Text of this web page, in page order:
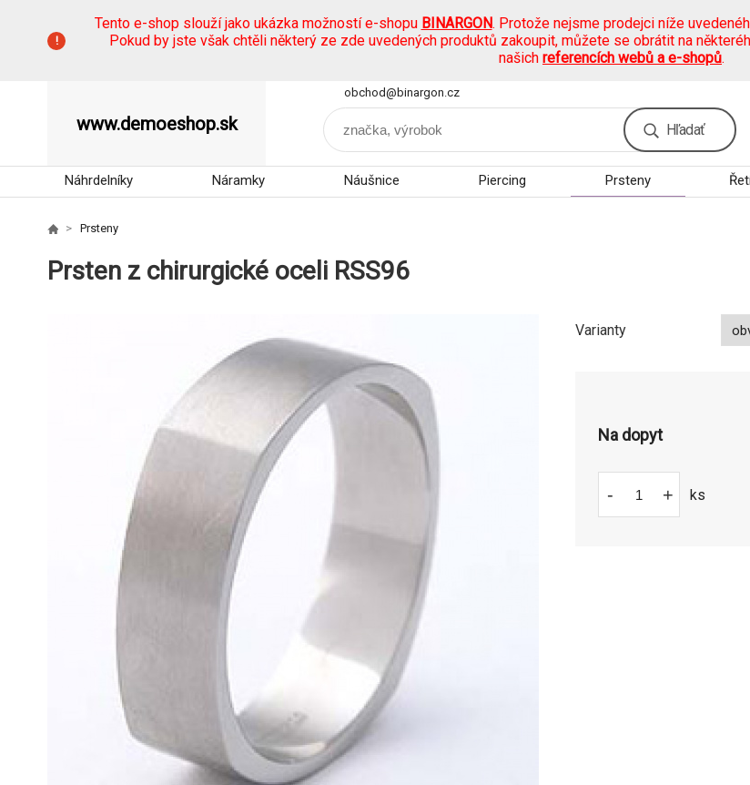
Tento e-shop slouží jako ukázka možností e-shopu BINARGON. Protože nejsme prodejci níže
Pokud by jste však chtěli některý ze zde uvedených produktů zakoupit, můžete se obrátit na
našich referencích webů a e-shopů.
www.demoeshop.sk
obchod@binargon.cz
Hľadať
Náhrdelníky Náramky Náušnice Piercing Prsteny
Prsteny
Prsten z chirurgické oceli RSS96
Varianty
Na dopyt
- + ks